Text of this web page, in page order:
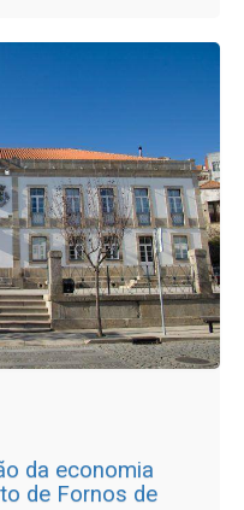
da economia
de Fornos de